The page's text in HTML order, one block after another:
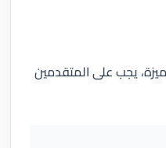
يجب على المتقدمين